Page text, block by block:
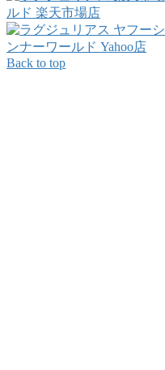
ルド 楽天市場店
ンナーワールド Yahoo店
Back to top